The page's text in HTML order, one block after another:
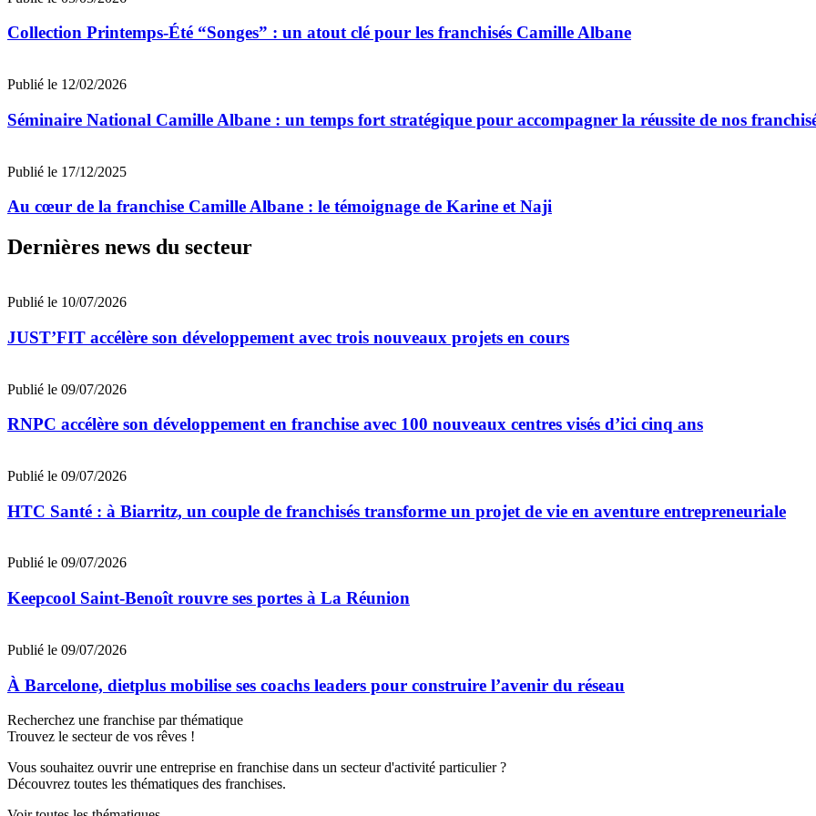
Collection Printemps-Été “Songes” : un atout clé pour les franchisés Camille Albane
Publié le 12/02/2026
Séminaire National Camille Albane : un temps fort stratégique pour accompagner la réussite de nos
Publié le 17/12/2025
Au cœur de la franchise Camille Albane : le témoignage de Karine et Naji
Dernières news du secteur
Publié le 10/07/2026
JUST’FIT accélère son développement avec trois nouveaux projets en cours
Publié le 09/07/2026
RNPC accélère son développement en franchise avec 100 nouveaux centres visés d’ici cinq ans
Publié le 09/07/2026
HTC Santé : à Biarritz, un couple de franchisés transforme un projet de vie en aventure entrepreneuriale
Publié le 09/07/2026
Keepcool Saint-Benoît rouvre ses portes à La Réunion
Publié le 09/07/2026
À Barcelone, dietplus mobilise ses coachs leaders pour construire l’avenir du réseau
Recherchez une franchise par thématique
Trouvez le secteur de vos rêves !
Vous souhaitez ouvrir une entreprise en franchise dans un secteur d'activité particulier ?
Découvrez toutes les thématiques des franchises.